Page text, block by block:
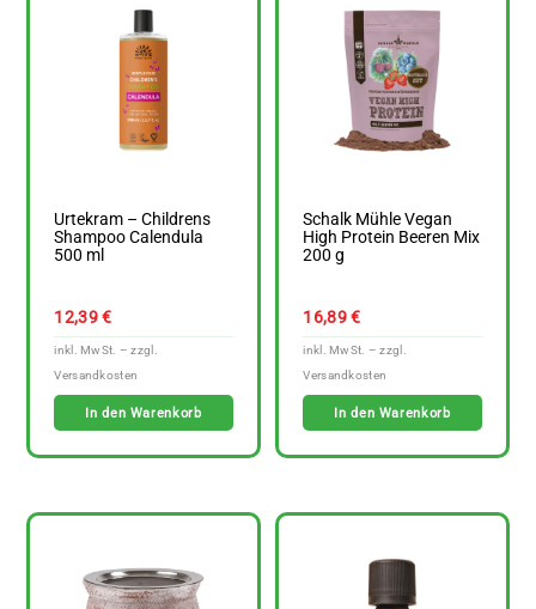
Urtekram – Childrens
Shampoo Calendula
500 ml
12,39€
In den Warenkorb
Schalk Mühle Vegan
High Protein Beeren Mix
200 g
16,89€
In den Warenkorb